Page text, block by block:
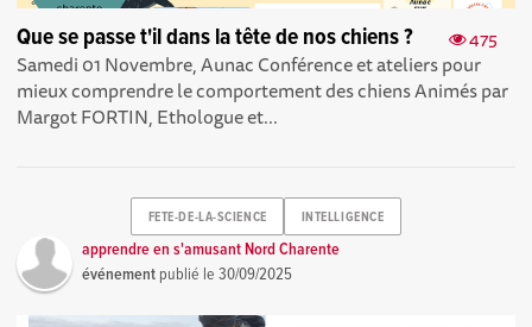
475
Que se passe t'il dans la tête de nos chiens ?
Samedi 01 Novembre, Aunac Conférence et ateliers pour
mieux comprendre le comportement des chiens Animés par
Margot FORTIN, Ethologue et...
FETE-DE-LA-SCIENCE INTELLIGENCE
apprendre en s'amusant Nord Charente
événement publié le30/09/2025